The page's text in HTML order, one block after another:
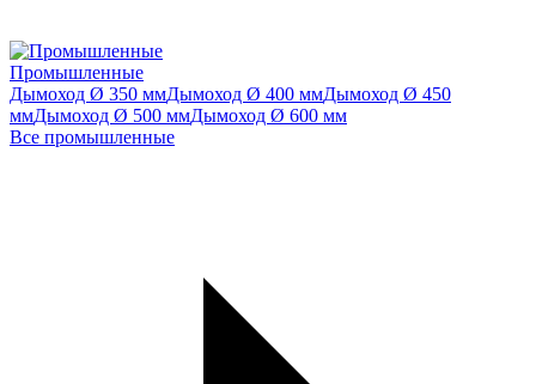
Промышленные
Дымоход Ø 350 ммДымоход Ø 400 ммДымоход Ø 450
ммДымоход Ø 500 ммДымоход Ø 600 мм
Все промышленные